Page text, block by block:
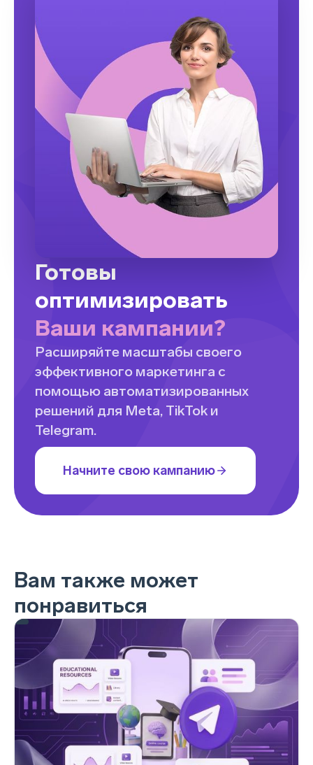
Готовы
оптимизировать
Ваши кампании?
Расширяйте масштабы своего
эффективного маркетинга с
помощью автоматизированных
решений для Meta, TikTok и
Telegram.
Начните свою кампанию
Вам также может
понравиться